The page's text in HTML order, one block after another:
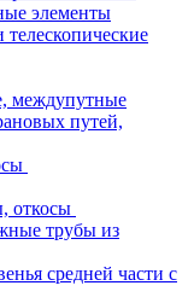
элементы
междупутные
путей,
откосы
трубы из
средней части с